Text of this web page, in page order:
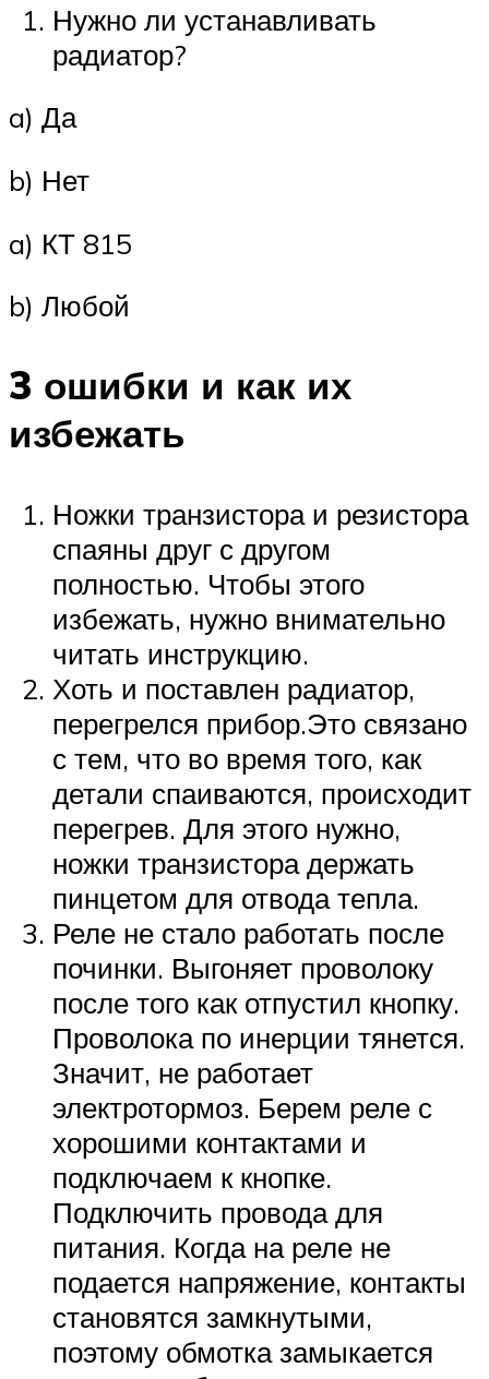
Нужно ли устанавливать
радиатор?
a) Да
b) Нет
a) КТ 815
b) Любой
3 ошибки и как их
избежать
Ножки транзистора и резистора
спаяны друг с другом
полностью. Чтобы этого
избежать, нужно внимательно
читать инструкцию.
Хоть и поставлен радиатор,
перегрелся прибор.Это связано
с тем, что во время того, как
детали спаиваются, происходит
перегрев. Для этого нужно,
ножки транзистора держать
пинцетом для отвода тепла.
Реле не стало работать после
починки. Выгоняет проволоку
после того как отпустил кнопку.
Проволока по инерции тянется.
Значит, не работает
электротормоз. Берем реле с
хорошими контактами и
подключаем к кнопке.
Подключить провода для
питания. Когда на реле не
подается напряжение, контакты
становятся замкнутыми,
поэтому обмотка замыкается